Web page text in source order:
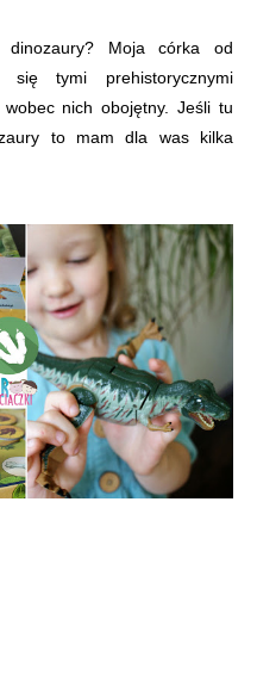
Moja córka od
się tymi prehistorycznymi
nich obojętny. Jeśli tu
to mam dla was kilka